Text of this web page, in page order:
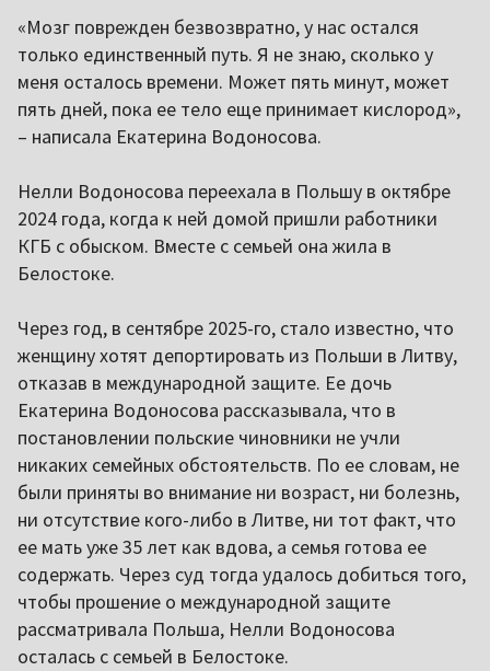
«Мозг поврежден безвозвратно, у нас остался
только единственный путь. Я не знаю, сколько у
меня осталось времени. Может пять минут, может
пять дней, пока ее тело еще принимает кислород»,
– написала Екатерина Водоносова.
Нелли Водоносова переехала в Польшу в октябре
2024 года, когда к ней домой пришли работники
КГБ с обыском. Вместе с семьей она жила в
Белостоке.
Через год, в сентябре 2025-го, стало известно, что
женщину хотят депортировать из Польши в Литву,
отказав в международной защите. Ее дочь
Екатерина Водоносова рассказывала, что в
постановлении польские чиновники не учли
никаких семейных обстоятельств. По ее словам, не
были приняты во внимание ни возраст, ни болезнь,
ни отсутствие кого-либо в Литве, ни тот факт, что
ее мать уже 35 лет как вдова, а семья готова ее
содержать. Через суд тогда удалось добиться того,
чтобы прошение о международной защите
рассматривала Польша, Нелли Водоносова
осталась с семьей в Белостоке.